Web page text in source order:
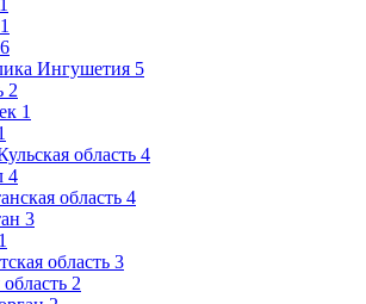
1
1
6
Ингушетия 5
2
1
область 4
4
область 4
3
1
область 3
2